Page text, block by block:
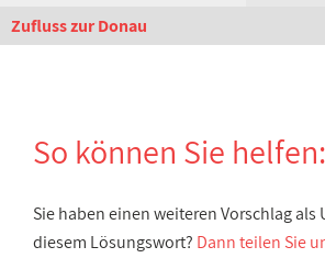
Zufluss zur Donau
So können Sie helfen:
Sie haben einen weiteren Vorschlag als
diesem Lösungswort? Dann teilen Sie